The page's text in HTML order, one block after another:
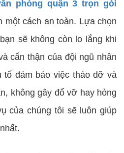
phòng quận 3 trọn gói
một cách an toàn. Lựa chọn
sẽ không còn lo lắng khi
cẩn thận của đội ngũ nhân
tố đảm bảo việc tháo dỡ và
không gây đổ vỡ hay hỏng
của chúng tôi sẽ luôn giúp